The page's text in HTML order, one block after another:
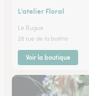
L’atelier Floral
Le Bugue
28 rue de la boétie
Voir la boutique